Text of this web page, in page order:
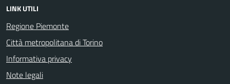
LINK UTILI
Regione Piemonte
Città metropolitana di Torino
Informativa privacy
Note legali